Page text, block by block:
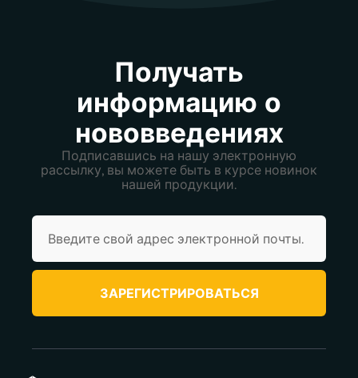
Получать
информацию о
нововведениях
Подписавшись на нашу электронную
рассылку, вы можете быть в курсе новинок
нашей продукции.
ЗАРЕГИСТРИРОВАТЬСЯ